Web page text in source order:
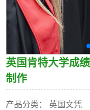
英国肯特大学成
制作
产品分类： 英国文凭